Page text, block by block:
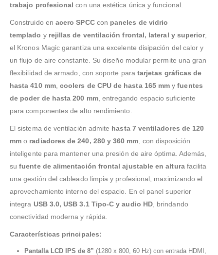
trabajo profesional con una estética única y funcional.
Construido en acero SPCCcon paneles de vidrio
templado y rejillas de ventilación frontal, lateral y superior,
el Kronos Magic garantiza una excelente disipación del calor y
un flujo de aire constante. Su diseño modular permite una gran
flexibilidad de armado, con soporte para tarjetas gráficas de
hasta 410 mm, coolers de CPU de hasta 165 mm yfuentes
de poder de hasta 200 mm, entregando espacio suficiente
para componentes de alto rendimiento.
El sistema de ventilación admite hasta 7 ventiladores de 120
mm o radiadores de 240, 280 y 360 mm , con disposición
inteligente para mantener una presión de aire óptima. Además,
sufuente de alimentación frontal ajustable en alturafacilita
una gestión del cableado limpia y profesional, maximizando el
aprovechamiento interno del espacio. En el panel superior
integra USB 3.0, USB 3.1 Tipo-C y audio HD, brindando
conectividad moderna y rápida.
Características principales:
Pantalla LCD IPS de 8” (1280 x 800, 60 Hz) con entrada HDMI,